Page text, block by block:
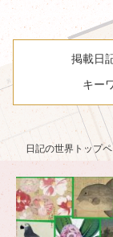
掲載日
キー
日記の世界トップ